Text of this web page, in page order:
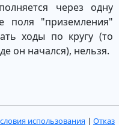
через одну
"приземления"
ходы по кругу (то
он начался), нельзя.
использования | Отказ